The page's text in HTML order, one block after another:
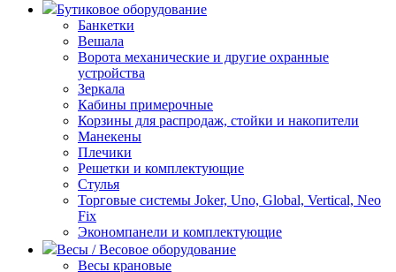
Бутиковое оборудование
Банкетки
Вешала
Ворота механические и другие охранные
устройства
Зеркала
Кабины примерочные
Корзины для распродаж, стойки и накопители
Манекены
Плечики
Решетки и комплектующие
Стулья
Торговые системы Joker, Uno, Global, Vertical, Neo
Fix
Экономпанели и комплектующие
Весы / Весовое оборудование
Весы крановые